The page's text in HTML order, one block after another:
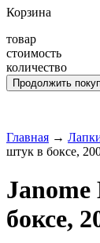
Корзина
товар
стоимость
количество
Главная →
штук в боксе,
боксе,